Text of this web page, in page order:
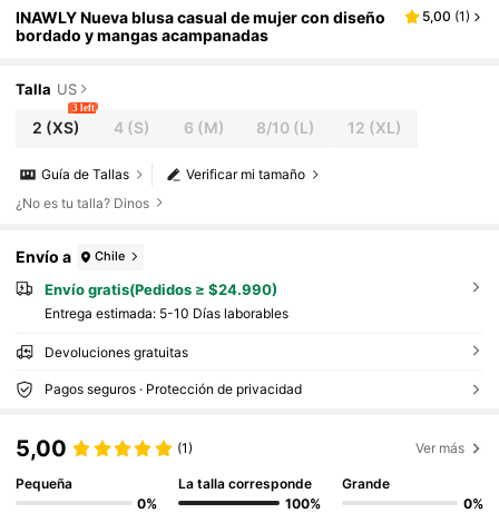
INAWLY Nueva blusa casual de mujer con diseño
bordado y mangas acampanadas
5,00 (1)
Talla US
2 (XS)
3 left
4(S) 6 (M) 8/10 (L) 12 (XL)
Verificar mi tamaño
Guía de Tallas
¿No es tu talla? Dinos
Envío a Chile
Envío gratis(Pedidos ≥ $24.990)
Entrega estimada: 5-10 Días laborables
Devoluciones gratuitas
Pagos seguros · Protección de privacidad
5,00 (1) Ver más
Pequeña
0%
La talla corresponde
100%
Grande
0%